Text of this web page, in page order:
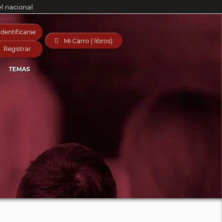
nacional
Registrar
 Mi Carro ( libros)
TEMAS